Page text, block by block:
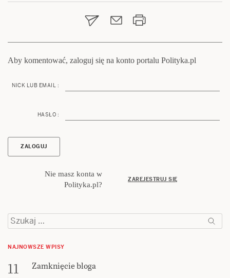
wpisu
Aby komentować, zaloguj się na konto portalu Polityka.pl
NICK LUB EMAIL :
HASŁO :
Nie masz konta w
Polityka.pl?
ZAREJESTRUJ SIĘ
Szukaj:
NAJNOWSZE WPISY
11 Zamknięcie bloga